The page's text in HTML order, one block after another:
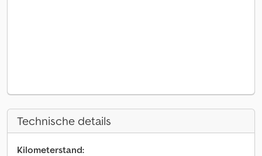
Technische details
Kilometerstand: